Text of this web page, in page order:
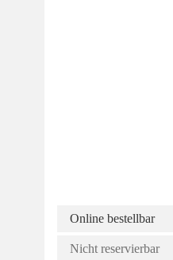
Online bestellbar
Nicht reservierbar